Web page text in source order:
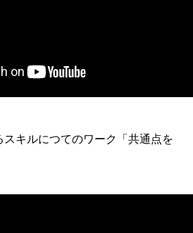
キルにつてのワーク「共通点を